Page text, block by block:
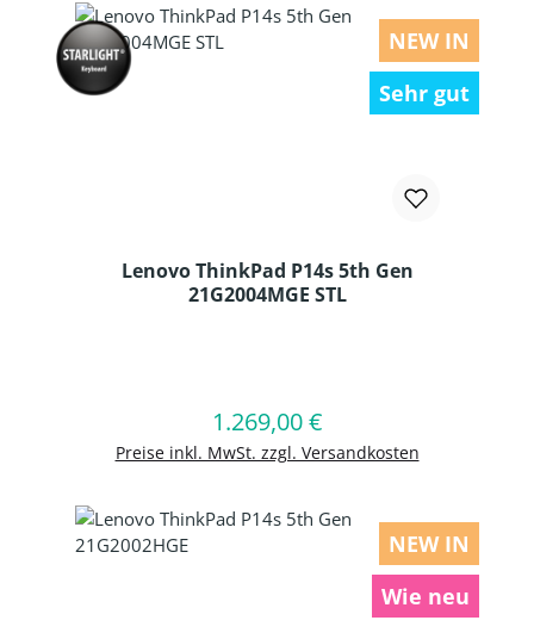
NEW IN
Sehr gut
Lenovo ThinkPad P14s 5th Gen
21G2004MGE STL
Regulärer Preis:
1.269,00 €
Preise inkl. MwSt. zzgl. Versandkosten
In den Warenkorb
NEW IN
Wie neu